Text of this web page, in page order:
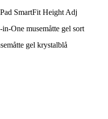
SmartFit Height Adj
One musemåtte gel sort
gel krystalblå